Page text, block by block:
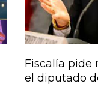
Fiscalía pide
el diputado